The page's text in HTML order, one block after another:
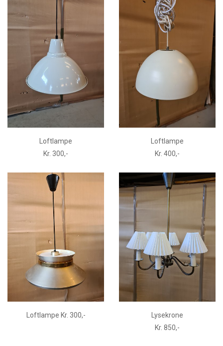
Loftlampe
Kr. 300,-
Loftlampe
Kr. 400,-
Loftlampe Kr. 300,-
Lysekrone
Kr. 850,-